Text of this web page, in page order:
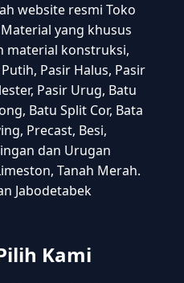
website resmi Toko
yang khusus
material konstruksi,
Pasir Halus, Pasir
Pasir Urug, Batu
Batu Split Cor, Bata
Precast, Besi,
dan Urugan
Tanah Merah.
Jabodetabek
Kami